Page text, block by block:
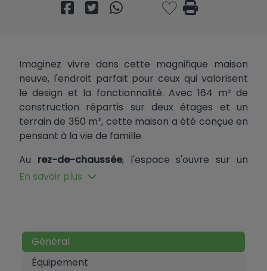
Imaginez vivre dans cette magnifique maison
neuve, l'endroit parfait pour ceux qui valorisent
le design et la fonctionnalité. Avec 164 m² de
construction répartis sur deux étages et un
terrain de 350 m², cette maison a été conçue en
pensant à la vie de famille.
Au rez-de-chaussée, l'espace s'ouvre sur un
salon-salle à manger et une cuisine moderne
principale avec son propre placard intégré, une
salle de bain complète et des toilettes pour les
invités. De plus, une terrasse spacieuse vous
En savoir plus
Général
Équipement